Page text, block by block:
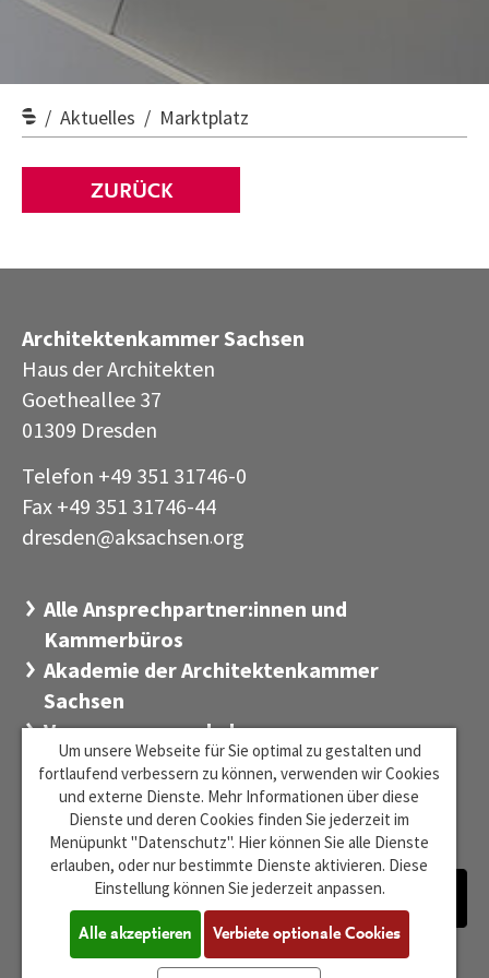
Aktuelles Marktplatz
ZURÜCK
Architektenkammer Sachsen
Haus der Architekten
Goetheallee 37
01309 Dresden
Telefon +49 351 31746-0
Fax +49 351 31746-44
dresden@aksachsen·org
Alle Ansprechpartner:innen und
Kammerbüros
Akademie der Architektenkammer
Sachsen
Versorgungswerk der
Architektenkammer Sachsen
Stiftung Sächsischer Architekten
Zentrum für Baukultur Sachsen
Impressum Datenschutz
Um unsere Webseite für Sie optimal zu gestalten und
fortlaufend verbessern zu können, verwenden wir Cookies
und externe Dienste. Mehr Informationen über diese
Dienste und deren Cookies finden Sie jederzeit im
Menüpunkt "Datenschutz". Hier können Sie alle Dienste
erlauben, oder nur bestimmte Dienste aktivieren. Diese
Einstellung können Sie jederzeit anpassen.
Alle akzeptieren Verbiete optionale Cookies